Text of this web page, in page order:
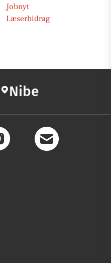
Jobnyt
Læserbidrag
Nibe